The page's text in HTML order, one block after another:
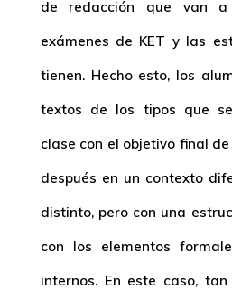
de redacción que van
exámenes de KET y las
tienen. Hecho esto, los
textos de los tipos que
clase con el objetivo final
después en un contexto
distinto, pero con una
con los elementos
internos. En este caso,